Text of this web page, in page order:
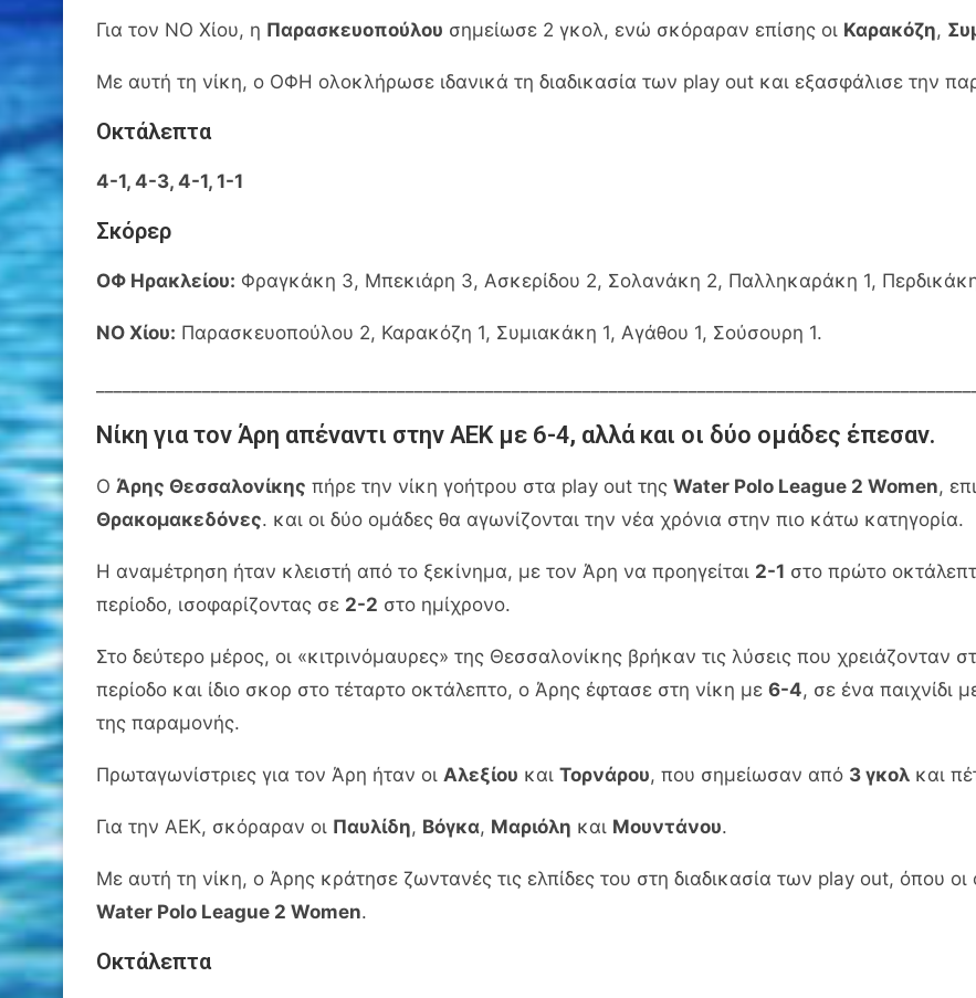
Για τον ΝΟ Χίου, η Παρασκευοπούλου σημείωσε 2 γκολ, ενώ σκόραραν επίσης οι Καρακόζη,
Με αυτή τη νίκη, ο ΟΦΗ ολοκλήρωσε ιδανικά τη διαδικασία των play out και εξασφάλισε την
Οκτάλεπτα
4-1, 4-3, 4-1, 1-1
Σκόρερ
ΟΦ Ηρακλείου: Φραγκάκη 3, Μπεκιάρη 3, Ασκερίδου 2, Σολανάκη 2, Παλληκαράκη 1,
ΝΟ Χίου: Παρασκευοπούλου 2, Καρακόζη 1, Συμιακάκη 1, Αγάθου 1, Σούσουρη 1.
Νίκη για τον Άρη απέναντι στην ΑΕΚ με 6-4, αλλά και οι δύο ομάδες έπεσαν.
Ο Άρης Θεσσαλονίκης πήρε την νίκη γοήτρου στα play out της Water Polo League 2 Women,
Θρακομακεδόνες. και οι δύο ομάδες θα αγωνίζονται την νέα χρόνια στην πιο κάτω κατηγορία.
Η αναμέτρηση ήταν κλειστή από το ξεκίνημα, με τον Άρη να προηγείται 2-1 στο πρώτο
περίοδο, ισοφαρίζοντας σε 2-2 στο ημίχρονο.
Στο δεύτερο μέρος, οι «κιτρινόμαυρες» της Θεσσαλονίκης βρήκαν τις λύσεις που χρειάζονταν
περίοδο και ίδιο σκορ στο τέταρτο οκτάλεπτο, ο Άρης έφτασε στη νίκη με 6-4, σε ένα παιχνίδι
της παραμονής.
Πρωταγωνίστριες για τον Άρη ήταν οι Αλεξίου και Τορνάρου, που σημείωσαν από 3 γκολ και
Για την ΑΕΚ, σκόραραν οι Παυλίδη, Βόγκα, Μαριόλη και Μουντάνου.
Με αυτή τη νίκη, ο Άρης κράτησε ζωντανές τις ελπίδες του στη διαδικασία των play out, όπου
Water Polo League 2 Women.
Οκτάλεπτα